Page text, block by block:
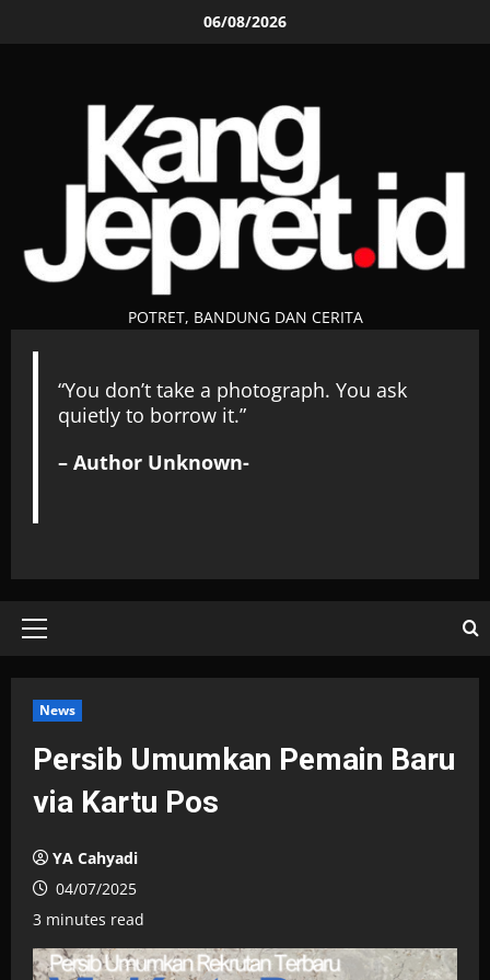
06/08/2026
POTRET, BANDUNG DAN CERITA
“You don’t take a photograph. You ask
quietly to borrow it.”
– Author Unknown-
Primary
News
Persib Umumkan Pemain Baru
via Kartu Pos
YA Cahyadi
04/07/2025
3 minutes read